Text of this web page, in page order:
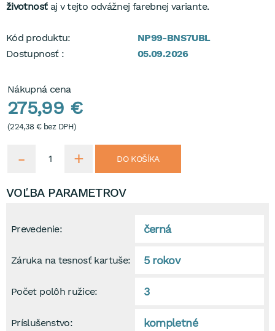
životnosťaj v tejto odvážnej farebnej variante.
Kód produktu:
NP99-BNS7UBL
Dostupnosť :
05.09.2026
Nákupná cena
275,99 €
(224,38 €bez DPH)
DO KOŠÍKA
VOĽBA PARAMETROV
Prevedenie: černá
Záruka na tesnosť kartuše: 5 rokov
Počet polôh ružice: 3
Príslušenstvo: kompletné